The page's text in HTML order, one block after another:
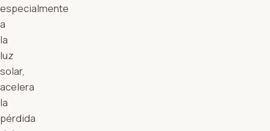
especialmente
a
la
luz
solar,
acelera
la
pérdida